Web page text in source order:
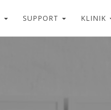
SUPPORT KLINIK